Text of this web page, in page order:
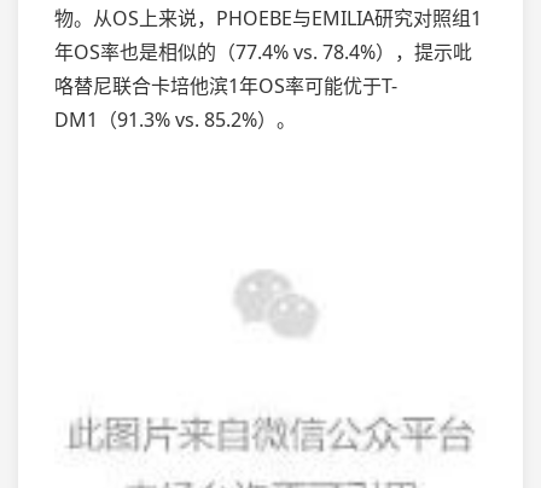
物。从OS上来说，PHOEBE与EMILIA研究对照组1
年OS率也是相似的（77.4% vs. 78.4%），提示吡
咯替尼联合卡培他滨1年OS率可能优于T-
DM1（91.3% vs. 85.2%）。